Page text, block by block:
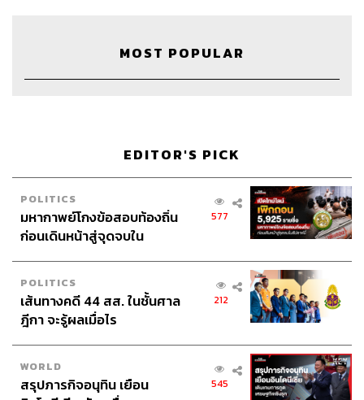
The Hostวิทย์ สิทธิเวคิน
นัทธมน หัวใจ, ภัควัตน์ ฟอง
ดี
Sound Editor
เดชาณัฏฐ์ ธีรดุริยสฤษฏ์
Sound Designer & Engineer
กฤตพล จียะเกียรติ
Recording Engineerขจีพรรณ วิจิตรรัตน์
Art Directorฉัตรชัย เฉยชิต
Channel Manager
เชษฐพงศ์ ชูประดิษฐ์
Channel Adminนิพพิชฌน์ ชุลีนวน , พฤกษา แซ่เต็ง
Proofreaderชนเนตร ลอยครุฑ
Social Media Admins
สุทธกิตติ์​ สุทธาวรรณกุล, ธิติกร ลิ้ม
ทองมณี, วนัชพร ดวงนิล, วิมลณัฐ พรศิริอนันต์
MOST POPULAR
EDITOR'S PICK
POLITICS
มหากาพย์โกงข้อสอบท้องถิ่น
ก่อนเดินหน้าสู่จุดจบใน
577
POLITICS
เส้นทางคดี 44 สส. ในชั้นศาล
ฎีกา จะรู้ผลเมื่อไร
212
WORLD
สรุปภารกิจอนุทิน เยือน
545